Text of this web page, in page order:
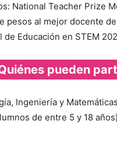
National Teacher Prize
pesos al mejor docente
Educación en STEM
pueden
Ingeniería y
de entre 5 y 18